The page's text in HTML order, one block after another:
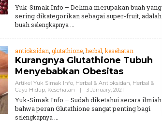
August
Yuk-Simak.Info – Delima merupakan buah yang
sering dikategorikan sebagai super-fruit, adalah
buahselengkapnya
antioksidan, glutathione,herbal,kesehatan
Kurangnya Glutathione Tubuh
Menyebabkan Obesitas
Artikel Yuk Simak Info, Herbal & Antioksidan, Herbal &
Gaya Hidup, Kesehatan | 3 January, 2021By
August
Yuk-Simak.Info – Sudah diketahui secara ilmiah
bahwa peran Glutathione sangat penting bagi
selengkapnya